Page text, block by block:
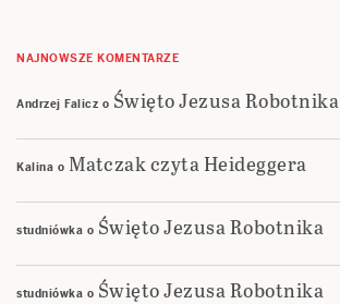
NAJNOWSZE KOMENTARZE
Andrzej Falicz o Święto Jezusa Robotnika
Kalina o Matczak czyta Heideggera
studniówka o Święto Jezusa Robotnika
studniówka o Święto Jezusa Robotnika